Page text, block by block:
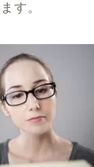
す。